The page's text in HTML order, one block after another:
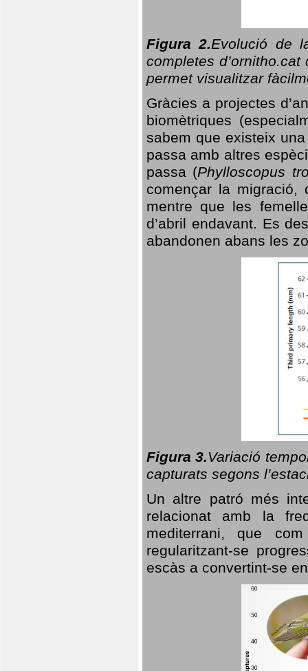
Figura 2.Evolució de
completes
permet visualitzar
Gràcies a projectes
biomètriques
sabem que existeix
passa amb altres
passa (Phylloscopus
començar la migració,
mentre que les
d’abril endavant. Es
abandonen abans les
Figura 3.Variació
capturats segons
Un altre patró més
relacionat amb la
mediterrani, que
regularitzant-se
escàs a convertint-se